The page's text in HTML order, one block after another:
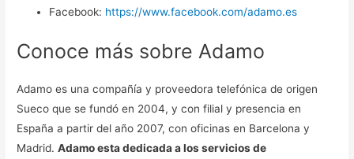
Facebook: https://www.facebook.com/adamo.es
Conoce más sobre Adamo
Adamo es una compañía y proveedora telefónica de origen
Sueco que se fundó en 2004, y con filial y presencia en
España a partir del año 2007, con oficinas en Barcelona y
Madrid.Adamo esta dedicada a los servicios de